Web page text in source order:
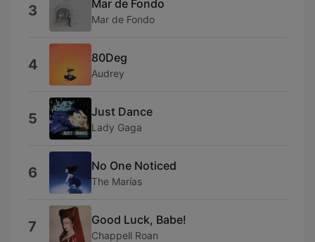
3 Mar de Fondo
Mar de Fondo
4 80Deg
Audrey
5 Just Dance
Lady Gaga
6 No One Noticed
The Marías
7 Good Luck, Babe!
Chappell Roan